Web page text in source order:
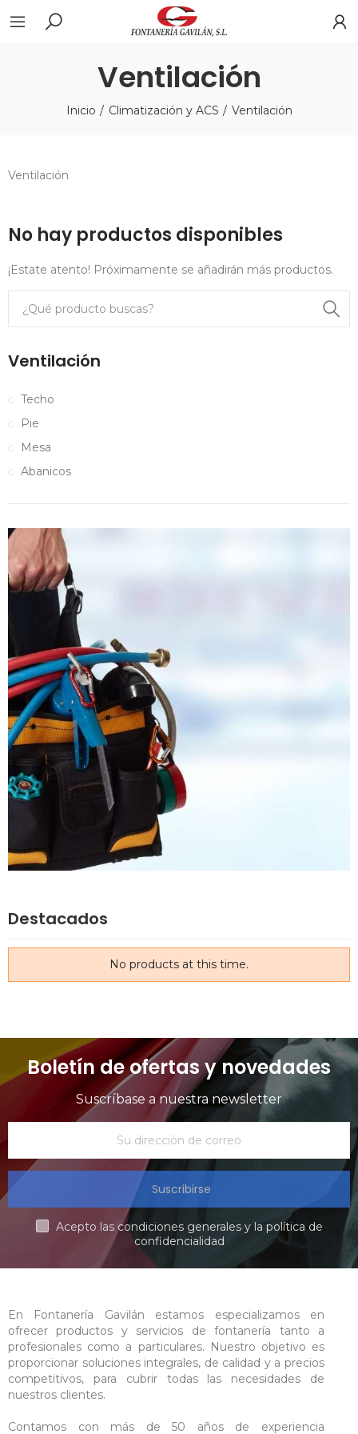
Ventilación
Inicio Climatización y ACS Ventilación
Ventilación
No hay productos disponibles
¡Estate atento! Próximamente se añadirán más productos.
Ventilación
Techo
Pie
Mesa
Abanicos
Destacados
No products at this time.
Boletín de ofertas y novedades
Suscríbase a nuestra newsletter
Suscribirse
Acepto las condiciones generales y la política de
confidencialidad
En Fontanería Gavilán estamos especializamos en
ofrecer productos y servicios de fontanería tanto a
profesionales como a particulares. Nuestro objetivo es
proporcionar soluciones integrales, de calidad y a precios
competitivos, para cubrir todas las necesidades de
nuestros clientes.
Contamos con más de 50 años de experiencia